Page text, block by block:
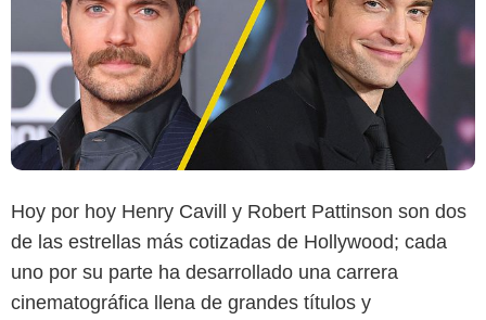
Hoy por hoy Henry Cavill y Robert Pattinson son dos
de las estrellas más cotizadas de Hollywood; cada
uno por su parte ha desarrollado una carrera
cinematográfica llena de grandes títulos y